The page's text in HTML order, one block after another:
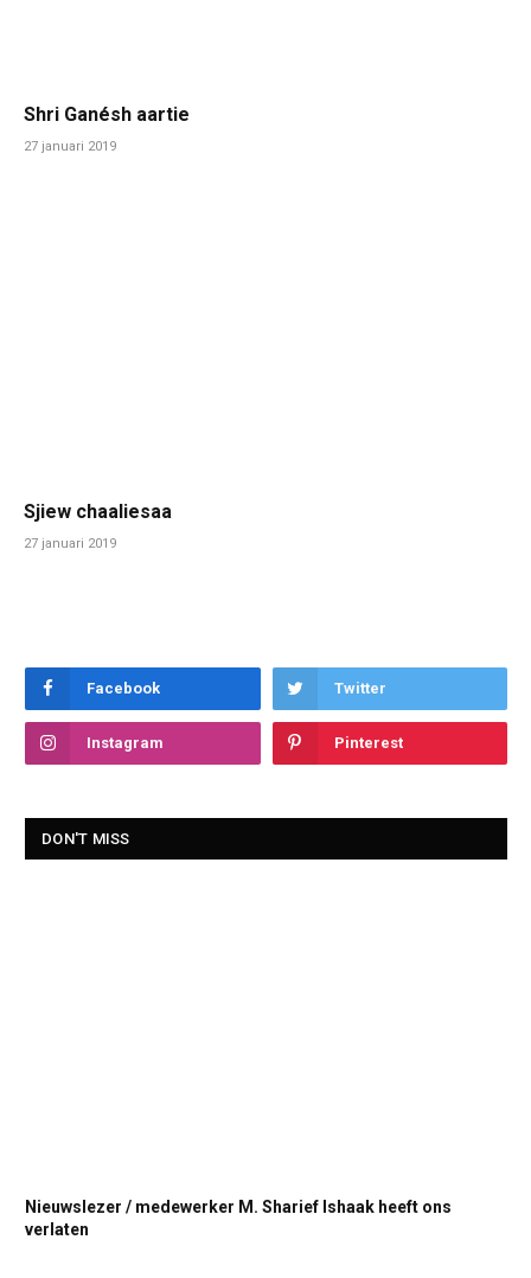
Shri Ganésh aartie
27 januari 2019
Sjiew chaaliesaa
27 januari 2019
Facebook Twitter
Instagram Pinterest
DON'T MISS
Nieuwslezer / medewerker M. Sharief Ishaak heeft ons
verlaten